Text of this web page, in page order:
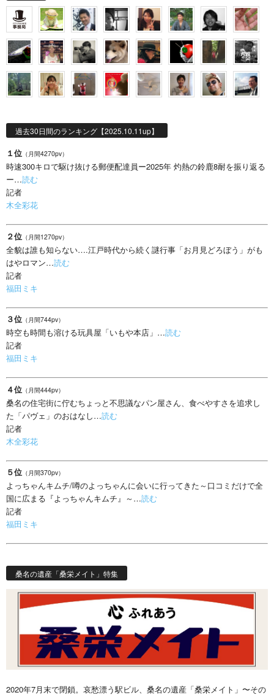
過去30日間のランキング【2025.10.11up】
１位 （月間4270pv）
時速300キロで駆け抜ける郵便配達員ー2025年 灼熱の鈴鹿8耐を振り返る
ー…読む
記者
木全彩花
２位 （月間1270pv）
全貌は誰も知らない….江戸時代から続く謎行事「お月見どろぼう」がも
はやロマン…読む
記者
福田ミキ
３位 （月間744pv）
時空も時間も溶ける玩具屋「いもや本店」…読む
記者
福田ミキ
４位 （月間444pv）
桑名の住宅街に佇むちょっと不思議なパン屋さん、食べやすさを追求し
た「パヴェ」のおはなし…読む
記者
木全彩花
５位 （月間370pv）
よっちゃんキムチ/噂のよっちゃんに会いに行ってきた～口コミだけで全
国に広まる『よっちゃんキムチ』～…読む
記者
福田ミキ
桑名の遺産「桑栄メイト」特集
2020年7月末で閉鎖。哀愁漂う駅ビル、桑名の遺産「桑栄メイト」〜その